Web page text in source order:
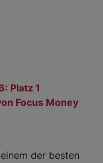
Platz 1
Focus Money
der besten